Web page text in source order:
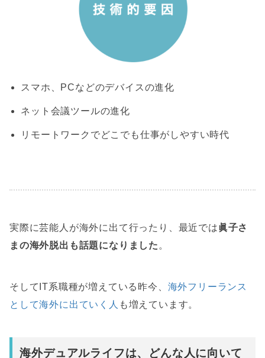
スマホ、PCなどのデバイスの進化
ネット会議ツールの進化
リモートワークでどこでも仕事がしやすい時代
実際に芸能人が海外に出て行ったり、最近では眞子さ
まの海外脱出も話題になりました 。
そしてIT系職種が増えている昨今、 海外フリーランス
として海外に出ていく人 も増えています。
海外デュアルライフは、どんな人に向いて